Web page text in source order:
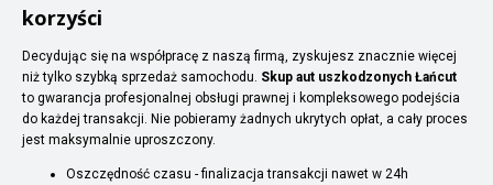
korzyści
Decydując się na współpracę z naszą firmą, zyskujesz znacznie więcej
niż tylko szybką sprzedaż samochodu. Skup aut uszkodzonych Łańcut
to gwarancja profesjonalnej obsługi prawnej i kompleksowego podejścia
do każdej transakcji. Nie pobieramy żadnych ukrytych opłat, a cały proces
jest maksymalnie uproszczony.
Oszczędność czasu - finalizacja transakcji nawet w 24h